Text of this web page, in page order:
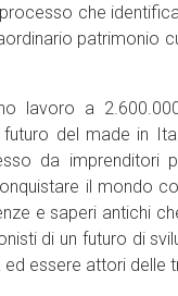
che
patrimonio
lavoro a
del made in
da imprenditori
il mondo
e saperi antichi
di un futuro di
essere attori delle